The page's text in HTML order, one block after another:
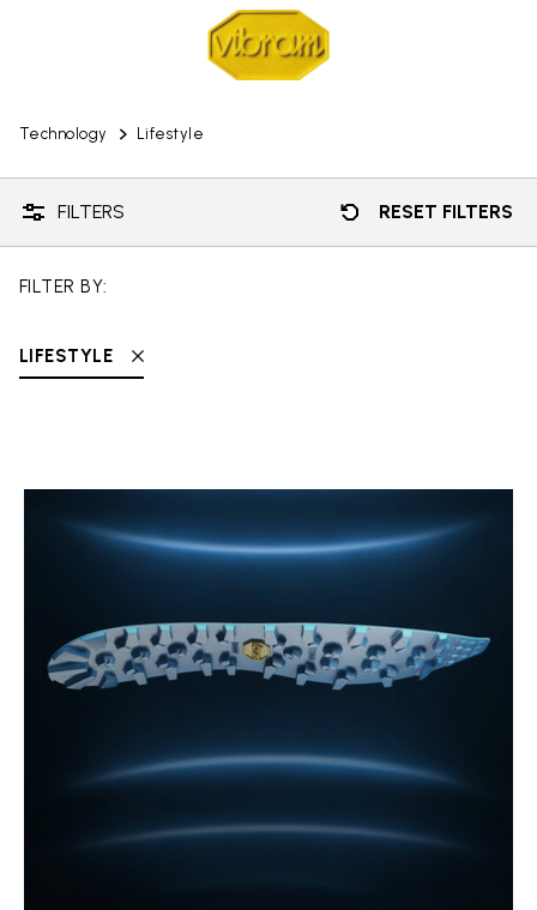
Technology Lifestyle
FILTERS RESET FILTERS
FILTER BY:
LIFESTYLE